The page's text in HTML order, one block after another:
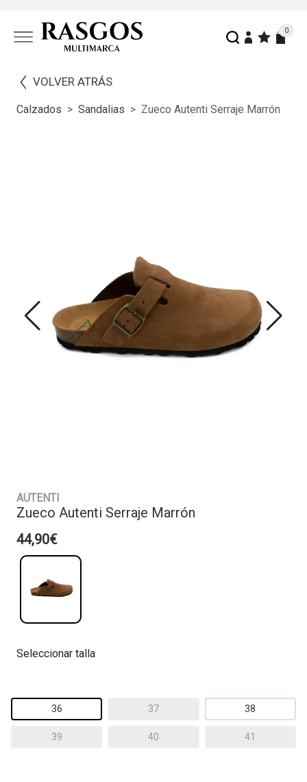
0
VOLVER ATRÁS
Calzados Sandalias Zueco Autenti Serraje Marrón
AUTENTI
Zueco Autenti Serraje Marrón
44,90€
Seleccionar talla
36 37 38
39 40 41